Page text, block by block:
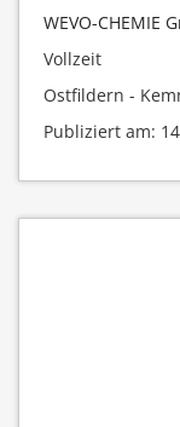
WEVO-CHEMIE
Vollzeit
Ostfildern -
Publiziert am: